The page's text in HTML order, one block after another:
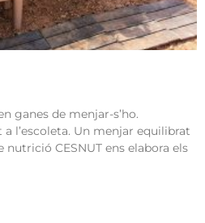
ganes de menjar-s’ho.
l’escoleta. Un menjar equilibrat
nutrició CESNUT ens elabora els